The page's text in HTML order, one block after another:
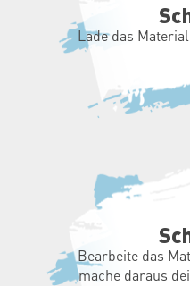
Lade das
Bearbeite das
mache daraus